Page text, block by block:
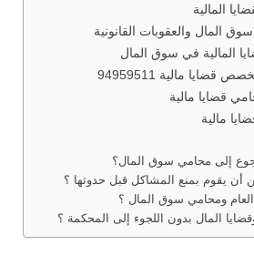
المالية
المال والعقوبات القانونية
المالية في سوق المال
مالية 94959511
قضايا مالية
مالية
إلى محامي سوق المال؟
أن يقوم بمنع المشاكل قبل حدوثها ؟
ومحامي سوق المال ؟
المال بدون اللجوء إلى المحكمة ؟